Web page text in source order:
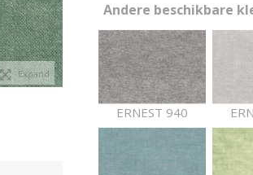
Expand
Andere beschikbare
ERNEST 940